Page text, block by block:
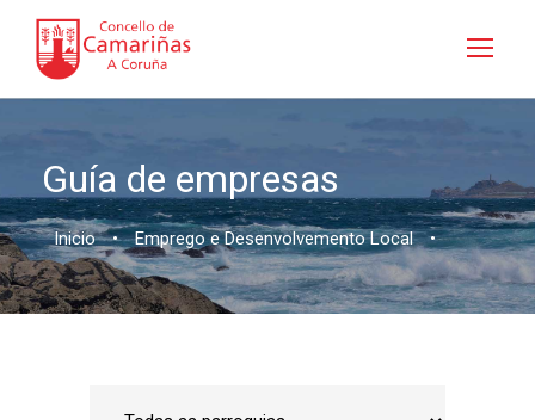
Guía de empresas
Inicio • Emprego e Desenvolvemento Local •